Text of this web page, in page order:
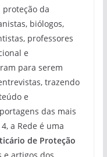
proteção da
biólogos,
professores
e
para serem
trazendo
e
das mais
a Rede é uma
de Proteção